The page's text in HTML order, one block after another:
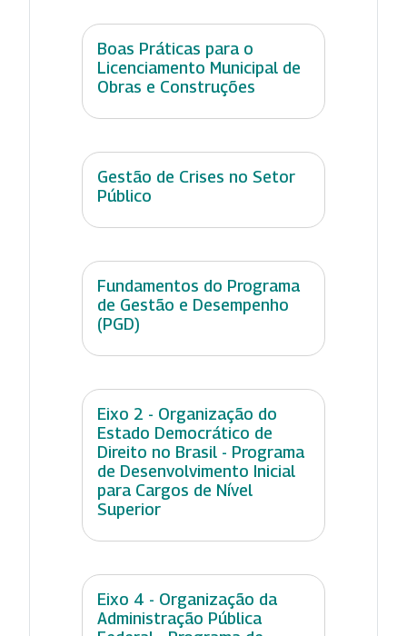
Boas Práticas para o
Licenciamento Municipal de
Obras e Construções
Gestão de Crises no Setor
Público
Fundamentos do Programa
de Gestão e Desempenho
(PGD)
Eixo 2 - Organização do
Estado Democrático de
Direito no Brasil - Programa
de Desenvolvimento Inicial
para Cargos de Nível
Superior
Eixo 4 - Organização da
Administração Pública